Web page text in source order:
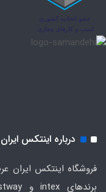
درباره اینتکس ایران
فروشگاه اینتکس ایران